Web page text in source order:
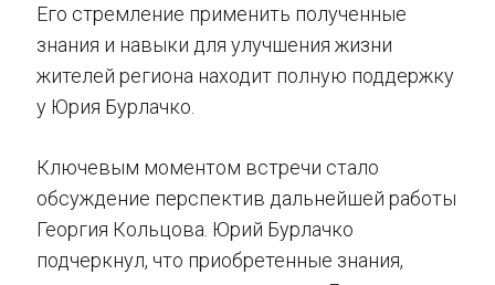
Его стремление применить полученные
знания и навыки для улучшения жизни
жителей региона находит полную поддержку
у Юрия Бурлачко.
Ключевым моментом встречи стало
обсуждение перспектив дальнейшей работы
Георгия Кольцова. Юрий Бурлачко
подчеркнул, что приобретенные знания,